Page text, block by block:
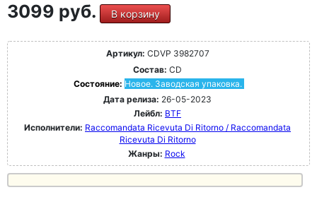
3099 руб. В корзину
Артикул: CDVP 3982707
Состав: CD
Состояние: Новое. Заводская упаковка.
Дата релиза: 26-05-2023
Лейбл: BTF
Исполнители: Raccomandata Ricevuta Di Ritorno / Raccomandata
Ricevuta Di Ritorno
Жанры: Rock